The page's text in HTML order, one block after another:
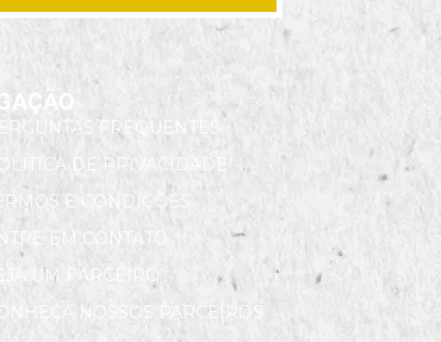
FREQUENTES
DE PRIVACIDADE
E CONDIÇÕES
EM CONTATO
UM PARCEIRO
NOSSOS PARCEIROS